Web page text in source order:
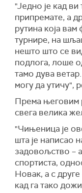
"Једно је кад
припремате, а
рутина која вам
турнире, на
нешто што се
подлога, лоше
тамо дува
могу да утичу",
Према његовим
свега велика
"Чињеница је
шта је написао
задовољство –
спортиста,
Новак, а с
кад га тако